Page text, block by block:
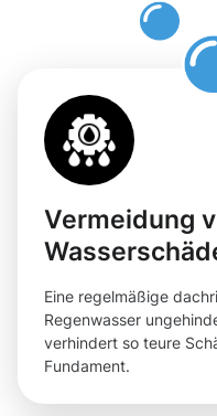
Vermeidung
Eine regelmäßige
Regenwasser
verhindert so teure
Fundament.